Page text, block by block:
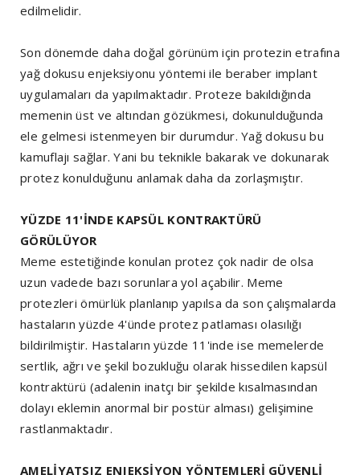
edilmelidir.
Son dönemde daha doğal görünüm için protezin etrafına
yağ dokusu enjeksiyonu yöntemi ile beraber implant
uygulamaları da yapılmaktadır. Proteze bakıldığında
memenin üst ve altından gözükmesi, dokunulduğunda
ele gelmesi istenmeyen bir durumdur. Yağ dokusu bu
kamuflajı sağlar. Yani bu teknikle bakarak ve dokunarak
protez konulduğunu anlamak daha da zorlaşmıştır.
YÜZDE 11'İNDE KAPSÜL KONTRAKTÜRÜ
GÖRÜLÜYOR
Meme estetiğinde konulan protez çok nadir de olsa
uzun vadede bazı sorunlara yol açabilir. Meme
protezleri ömürlük planlanıp yapılsa da son çalışmalarda
hastaların yüzde 4'ünde protez patlaması olasılığı
bildirilmiştir. Hastaların yüzde 11'inde ise memelerde
sertlik, ağrı ve şekil bozukluğu olarak hissedilen kapsül
kontraktürü (adalenin inatçı bir şekilde kısalmasından
dolayı eklemin anormal bir postür alması) gelişimine
rastlanmaktadır.
AMELİYATSIZ ENJEKSİYON YÖNTEMLERİ GÜVENLİ